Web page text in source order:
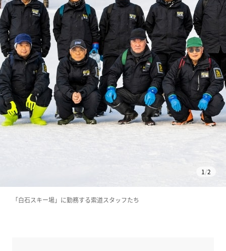
1/2
「白石スキー場」に勤務する索道スタッフたち